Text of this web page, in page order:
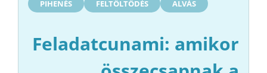
PIHENÉS FELTÖLTŐDÉS ALVÁS
Feladatcunami: amikor